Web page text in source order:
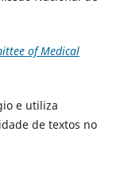
of Medical
e utiliza
de textos no